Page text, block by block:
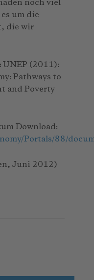
noch viel
um die
die wir
UNEP (2011):
Pathways to
and Poverty
Download:
Portals/88/
Juni 2012)